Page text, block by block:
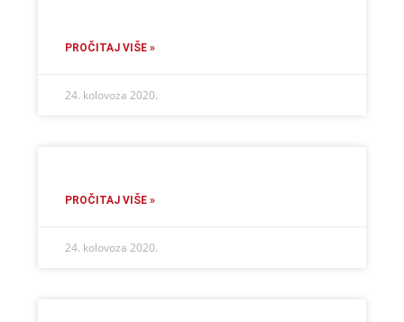
PROČITAJ VIŠE »
24. kolovoza 2020.
PROČITAJ VIŠE »
24. kolovoza 2020.